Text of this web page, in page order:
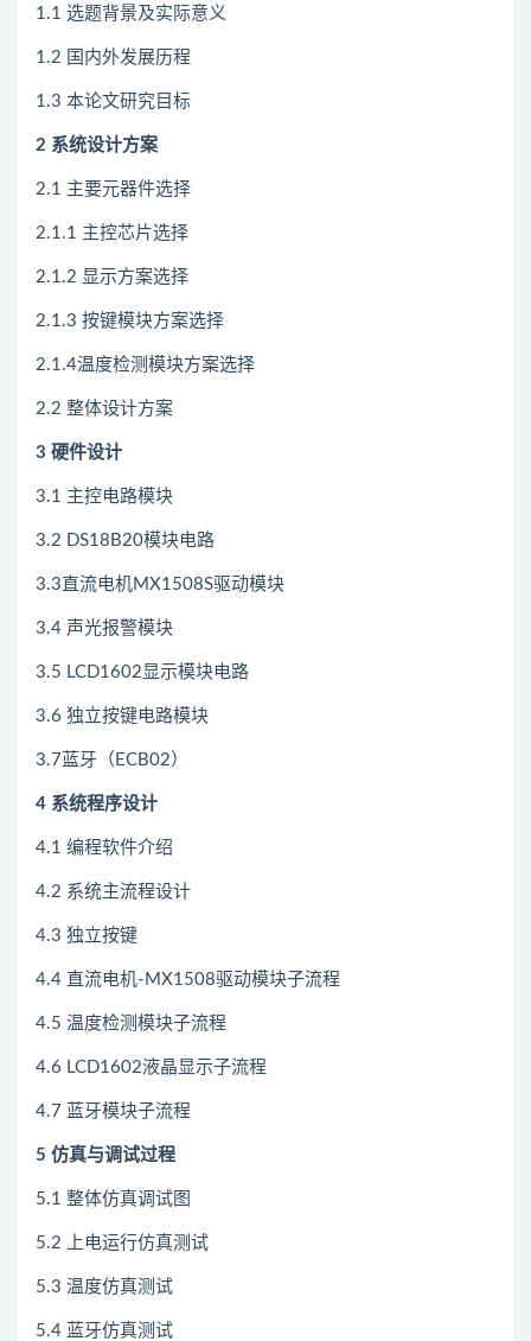
1.1 选题背景及实际意义
1.2 国内外发展历程
1.3 本论文研究目标
2 系统设计方案
2.1 主要元器件选择
2.1.1 主控芯片选择
2.1.2 显示方案选择
2.1.3 按键模块方案选择
2.1.4温度检测模块方案选择
2.2 整体设计方案
3 硬件设计
3.1 主控电路模块
3.2 DS18B20模块电路
3.3直流电机MX1508S驱动模块
3.4 声光报警模块
3.5 LCD1602显示模块电路
3.6 独立按键电路模块
3.7蓝牙（ECB02）
4 系统程序设计
4.1 编程软件介绍
4.2 系统主流程设计
4.3 独立按键
4.4 直流电机-MX1508驱动模块子流程
4.5 温度检测模块子流程
4.6 LCD1602液晶显示子流程
4.7 蓝牙模块子流程
5 仿真与调试过程
5.1 整体仿真调试图
5.2 上电运行仿真测试
5.3 温度仿真测试
5.4 蓝牙仿真测试